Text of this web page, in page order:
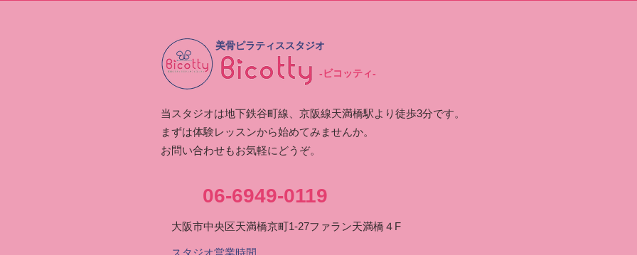
美骨ピラティススタジオ
-ビコッティ-
当スタジオは地下鉄谷町線、京阪線天満橋駅より徒歩3分です。
まずは体験レッスンから始めてみませんか。
お問い合わせもお気軽にどうぞ。
06-6949-0119
大阪市中央区天満橋京町1-27ファラン天満橋４F
スタジオ営業時間